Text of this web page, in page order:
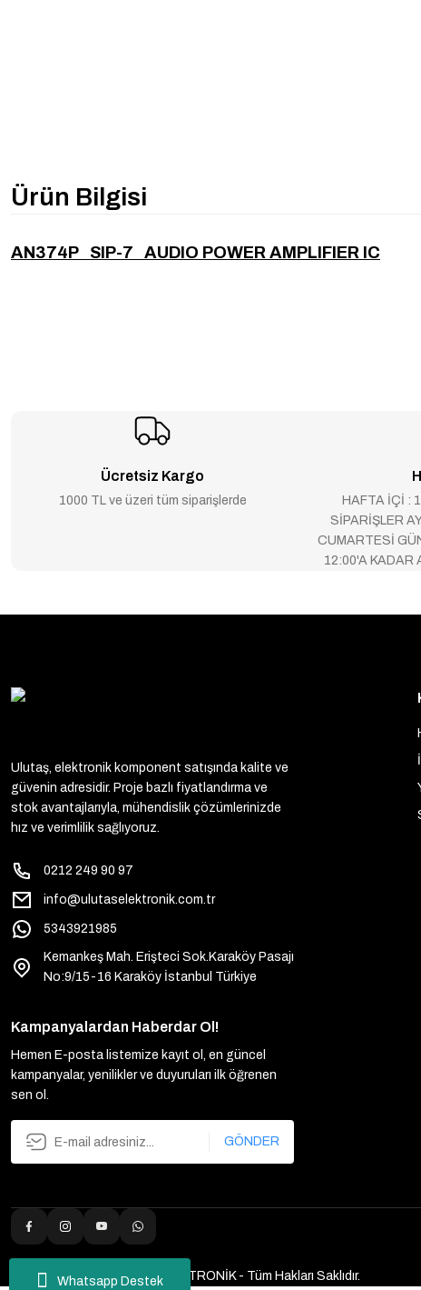
Whatsapp Destek
Ürün Bilgisi
AN374P SIP-7 AUDIO POWER AMPLIFIER IC
Ücretsiz Kargo
1000 TL ve üzeri tüm siparişlerde
HAFTA İÇİ :
SİPARİŞLER
CUMARTESİ
12:00'A KADAR
Ulutaş, elektronik komponent satışında kalite ve
güvenin adresidir. Proje bazlı fiyatlandırma ve
stok avantajlarıyla, mühendislik çözümlerinizde
hız ve verimlilik sağlıyoruz.
0212 249 90 97
info@ulutaselektronik.com.tr
5343921985
Kemankeş Mah. Erişteci Sok.Karaköy Pasajı
No:9/15-16 Karaköy İstanbul Türkiye
Kampanyalardan Haberdar Ol!
Hemen E-posta listemize kayıt ol, en güncel
kampanyalar, yenilikler ve duyuruları ilk öğrenen
sen ol.
GÖNDER
2025 Copyright ULUTAŞ ELEKTRONİK - Tüm Hakları Saklıdır.